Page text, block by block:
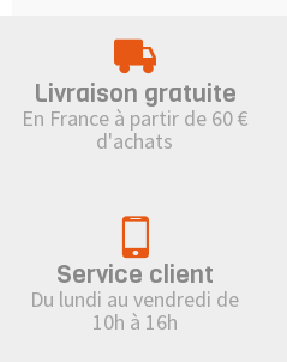
Livraison gratuite
En France à partir de 60 €
d'achats
Service client
Du lundi au vendredi de
10h à 16h